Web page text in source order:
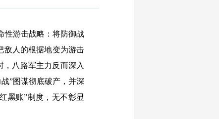
游击战略：将防御战
敌人的根据地变为游击
八路军主力反而深入
”图谋彻底破产，并深
黑账”制度，无不彰显